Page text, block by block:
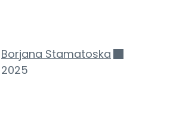
Borjana Stamatoska
2025